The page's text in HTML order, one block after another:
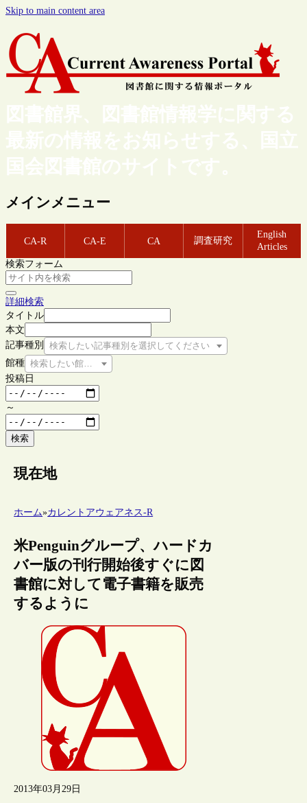
Skip to main content area
図書館界、図書館情報学に関する
最新の情報をお知らせする、国立
国会図書館のサイトです。
メインメニュー
CA-R CA-E CA 調査研究
English
Articles
検索フォーム
詳細検索
タイトル
本文
記事種別
検索したい記事種別を選択してください
館種 検索したい館種を選択してください
投稿日
～
検索
現在地
ホーム»カレントアウェアネス-R
米Penguinグループ、ハードカ
バー版の刊行開始後すぐに図
書館に対して電子書籍を販売
するように
2013年03月29日